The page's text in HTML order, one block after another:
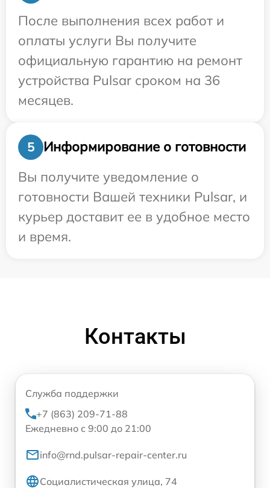
После выполнения всех работ и
оплаты услуги Вы получите
официальную гарантию на ремонт
устройства Pulsar сроком на 36
месяцев.
5
Информирование о готовности
Вы получите уведомление о
готовности Вашей техники Pulsar, и
курьер доставит ее в удобное место
и время.
Контакты
Служба поддержки
+7 (863) 209-71-88
Ежедневно с 9:00 до 21:00
info@rnd.pulsar-repair-center.ru
Социалистическая улица, 74